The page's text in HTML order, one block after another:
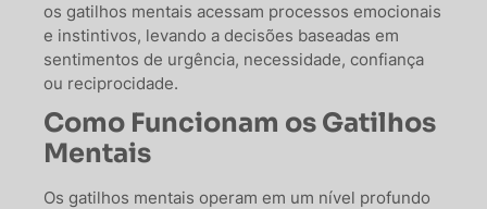
os gatilhos mentais acessam processos emocionais
e instintivos, levando a decisões baseadas em
sentimentos de urgência, necessidade, confiança
ou reciprocidade.
Como Funcionam os Gatilhos
Mentais
Os gatilhos mentais operam em um nível profundo